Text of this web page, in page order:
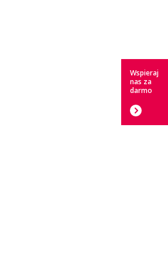
Wspieraj
nas za
darmo